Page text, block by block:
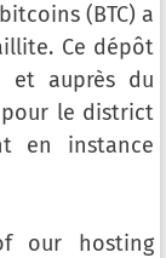
(BTC) a
Ce dépôt
et auprès du
le district
en instance
our hosting